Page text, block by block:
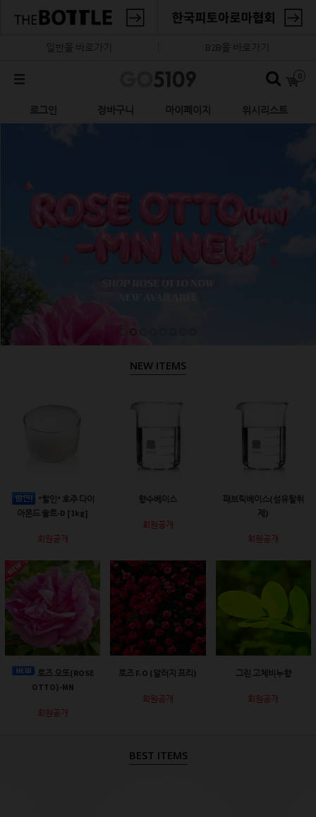
일반몰 바로가기 B2B몰 바로가기
0
로그인 장바구니 마이페이지 위시리스트
NEW ITEMS
*할인* 호주 다이
아몬드 솔트-D [1kg]
회원공개
향수베이스
회원공개
패브릭베이스(섬유탈취
제)
회원공개
로즈 오또(ROSE
OTTO)-MN
회원공개
로즈 F.O (알러지 프리)
회원공개
그린 고체비누향
회원공개
BEST ITEMS